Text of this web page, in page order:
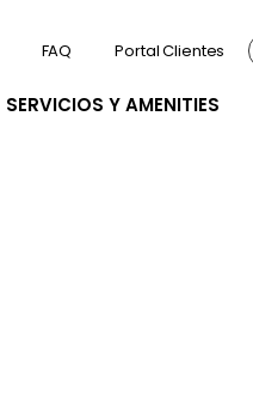
SERVICIOS Y AMENITIES
FAQ Portal Clientes